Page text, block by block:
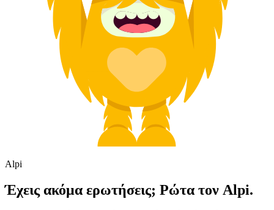
Alpi
Έχεις ακόμα ερωτήσεις; Ρώτα τον Alpi.